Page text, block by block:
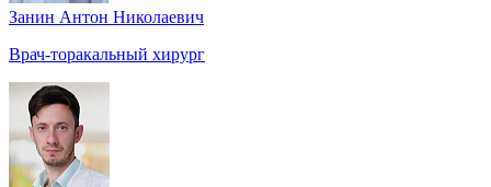
Занин Антон Николаевич
Врач-торакальный хирург